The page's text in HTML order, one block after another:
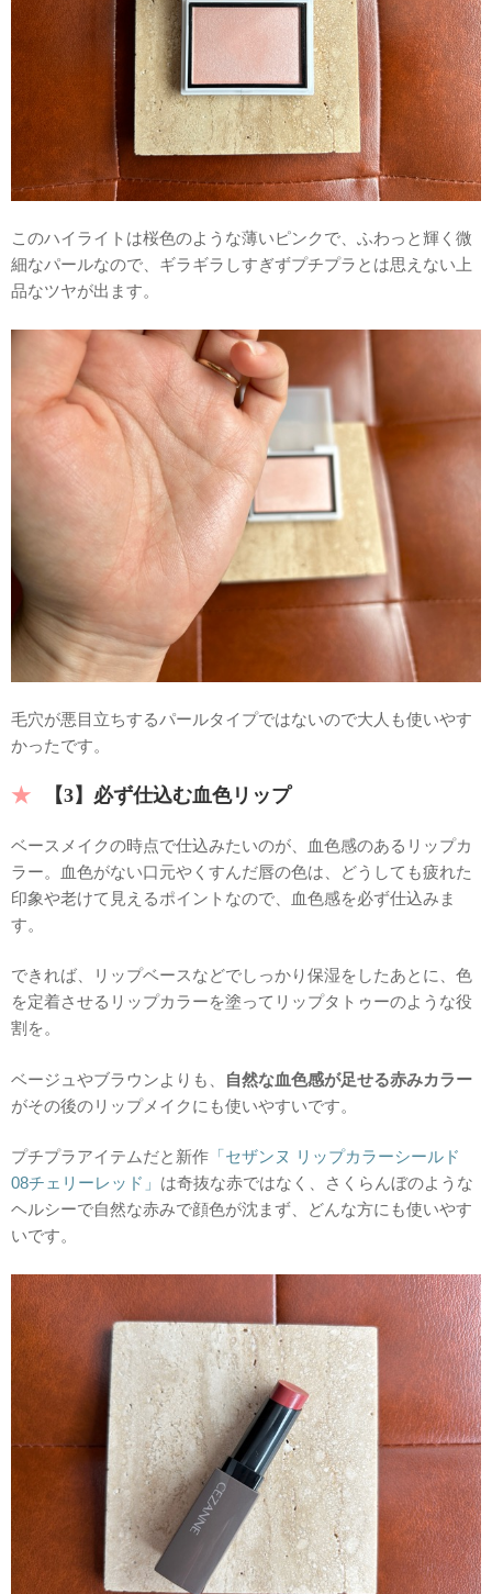
このハイライトは桜色のような薄いピンクで、ふわっと輝く微
細なパールなので、ギラギラしすぎずプチプラとは思えない上
品なツヤが出ます。
毛穴が悪目立ちするパールタイプではないので大人も使いやす
かったです。
【3】必ず仕込む血色リップ
ベースメイクの時点で仕込みたいのが、血色感のあるリップカ
ラー。血色がない口元やくすんだ唇の色は、どうしても疲れた
印象や老けて見えるポイントなので、血色感を必ず仕込みま
す。
できれば、リップベースなどでしっかり保湿をしたあとに、色
を定着させるリップカラーを塗ってリップタトゥーのような役
割を。
ベージュやブラウンよりも、
自然な血色感が足せる赤みカラー
がその後のリップメイクにも使いやすいです。
プチプラアイテムだと新作 「セザンヌ リップカラーシールド
08チェリーレッド」 は奇抜な赤ではなく、さくらんぼのような
ヘルシーで自然な赤みで顔色が沈まず、どんな方にも使いやす
いです。